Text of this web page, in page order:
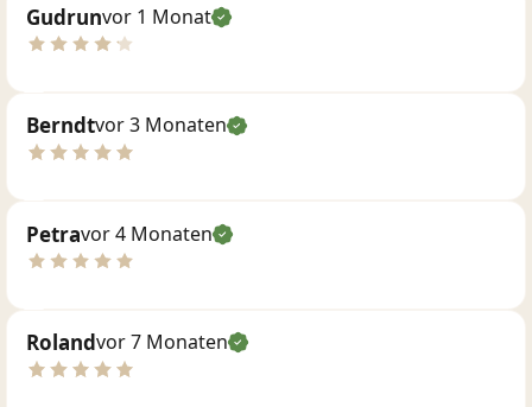
Gudrunvor 1 Monat
Berndtvor 3 Monaten
Petravor 4 Monaten
Rolandvor 7 Monaten